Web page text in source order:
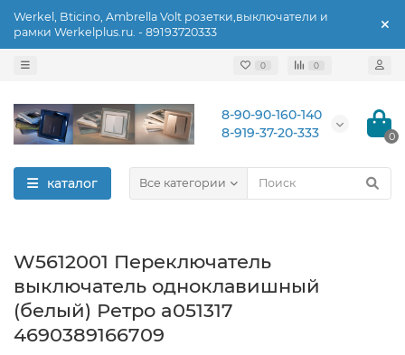
Werkel, Bticino, Ambrella Volt розетки,выключатели и
рамки Werkelplus.ru. - 89193720333
0 0
8-90-90-160-140
8-919-37-20-333
0
каталог Все категории
W5612001 Переключатель
выключатель одноклавишный
(белый) Ретро a051317
4690389166709